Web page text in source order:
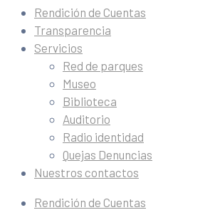
Rendición de Cuentas
Transparencia
Servicios
Red de parques
Museo
Biblioteca
Auditorio
Radio identidad
Quejas Denuncias
Nuestros contactos
Rendición de Cuentas